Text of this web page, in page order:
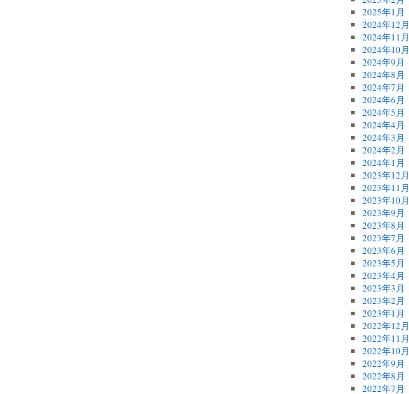
2025年1月
2024年12月
2024年11月
2024年10月
2024年9月
2024年8月
2024年7月
2024年6月
2024年5月
2024年4月
2024年3月
2024年2月
2024年1月
2023年12月
2023年11月
2023年10月
2023年9月
2023年8月
2023年7月
2023年6月
2023年5月
2023年4月
2023年3月
2023年2月
2023年1月
2022年12月
2022年11月
2022年10月
2022年9月
2022年8月
2022年7月